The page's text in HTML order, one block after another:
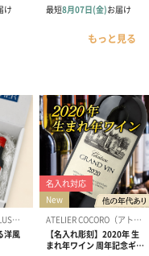
もっと見る